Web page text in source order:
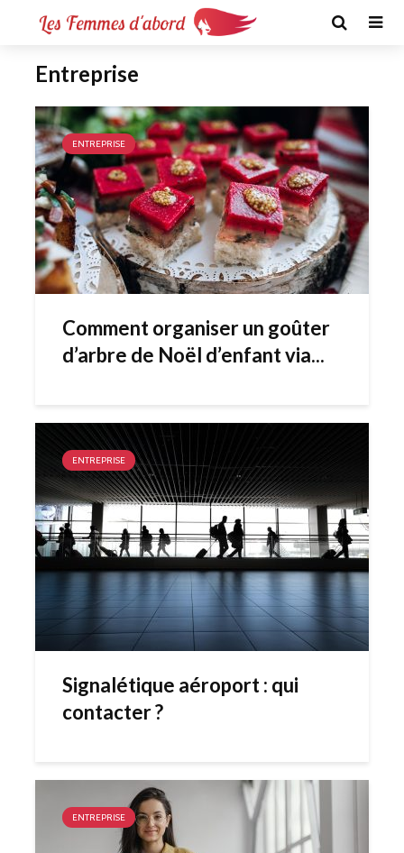
Entreprise
ENTREPRISE
Comment organiser un goûter
d’arbre de Noël d’enfant via...
ENTREPRISE
Signalétique aéroport : qui
contacter ?
ENTREPRISE